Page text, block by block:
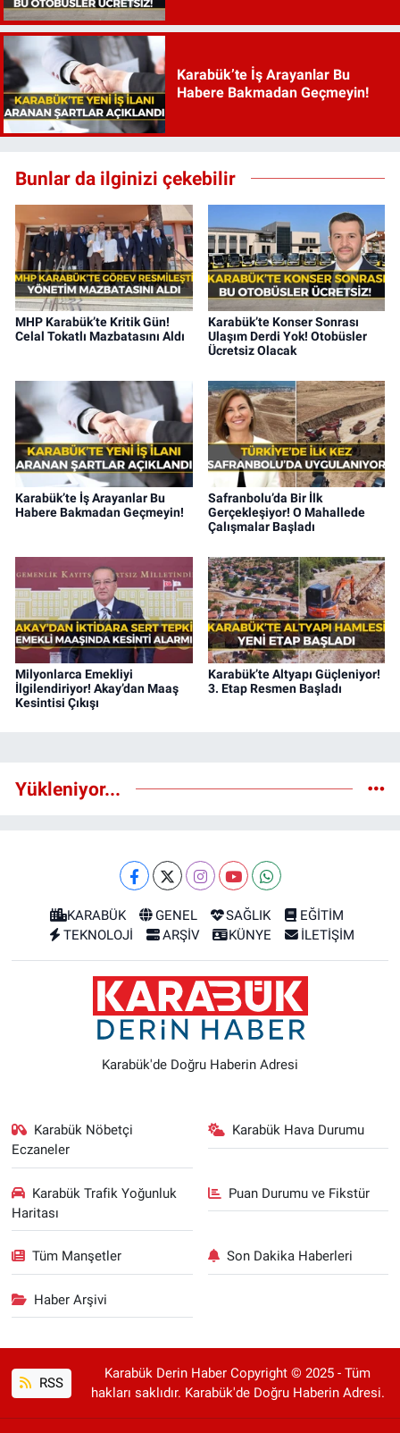
Karabük’te İş Arayanlar Bu
Habere Bakmadan Geçmeyin!
Bunlar da ilginizi çekebilir
MHP Karabük’te Kritik Gün!
Celal Tokatlı Mazbatasını Aldı
Karabük’te Konser Sonrası
Ulaşım Derdi Yok! Otobüsler
Ücretsiz Olacak
Karabük’te İş Arayanlar Bu
Habere Bakmadan Geçmeyin!
Safranbolu’da Bir İlk
Gerçekleşiyor! O Mahallede
Çalışmalar Başladı
Milyonlarca Emekliyi
İlgilendiriyor! Akay’dan Maaş
Kesintisi Çıkışı
Karabük’te Altyapı Güçleniyor!
3. Etap Resmen Başladı
Yükleniyor...
KARABÜK GENEL SAĞLIK
EĞİTİM
TEKNOLOJİ
ARŞİV KÜNYE İLETİŞİM
Karabük'de Doğru Haberin Adresi
Karabük Nöbetçi
Eczaneler
Karabük Hava Durumu
Karabük Trafik Yoğunluk
Haritası
Puan Durumu ve Fikstür
Tüm Manşetler Son Dakika Haberleri
Haber Arşivi
RSS
Karabük Derin Haber Copyright © 2025 - Tüm
hakları saklıdır. Karabük'de Doğru Haberin Adresi.